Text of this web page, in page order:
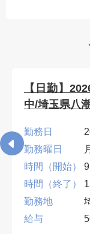
【日勤】
中/埼玉県八
勤務日
勤務曜日
時間（開始）
時間（終了）
勤務地
給与